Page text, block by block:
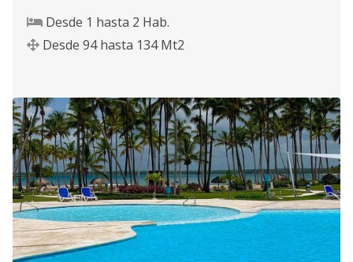
Desde 1 hasta 2 Hab.
Desde 94 hasta 134 Mt2